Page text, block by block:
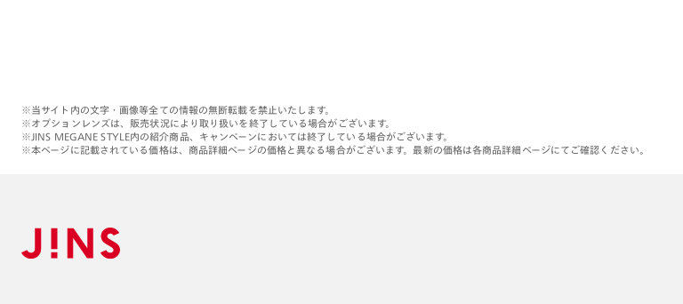
※当サイト内の文字・画像等全ての情報の無断転載を禁止いたします。
※オプションレンズは、販売状況により取り扱いを終了している場合がございます。
※JINS MEGANE STYLE内の紹介商品、キャンペーンにおいては終了している場合がございます。
※本ページに記載されている価格は、商品詳細ページの価格と異なる場合がございます。最新の価格は各商品詳細ページにてご確認ください。